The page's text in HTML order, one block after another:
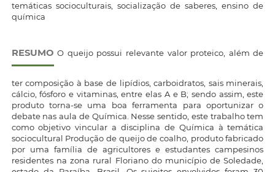
temáticas socioculturais, socialização de saberes, ensino de
química
RESUMO O queijo possui relevante valor proteico, além de
ter composição à base de lipídios, carboidratos, sais minerais,
cálcio, fósforo e vitaminas, entre elas A e B; sendo assim, este
produto torna-se uma boa ferramenta para oportunizar o
debate nas aula de Química. Nesse sentido, este trabalho tem
como objetivo vincular a disciplina de Química à temática
sociocultural Produção de queijo de coalho, produto fabricado
por uma família de agricultores e estudantes campesinos
residentes na zona rural Floriano do município de Soledade,